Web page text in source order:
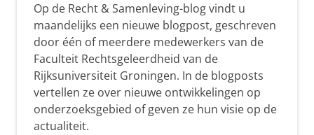
Op de Recht & Samenleving-blog vindt u
maandelijks een nieuwe blogpost, geschreven
door één of meerdere medewerkers van de
Faculteit Rechtsgeleerdheid van de
Rijksuniversiteit Groningen. In de blogposts
vertellen ze over nieuwe ontwikkelingen op
onderzoeksgebied of geven ze hun visie op de
actualiteit.